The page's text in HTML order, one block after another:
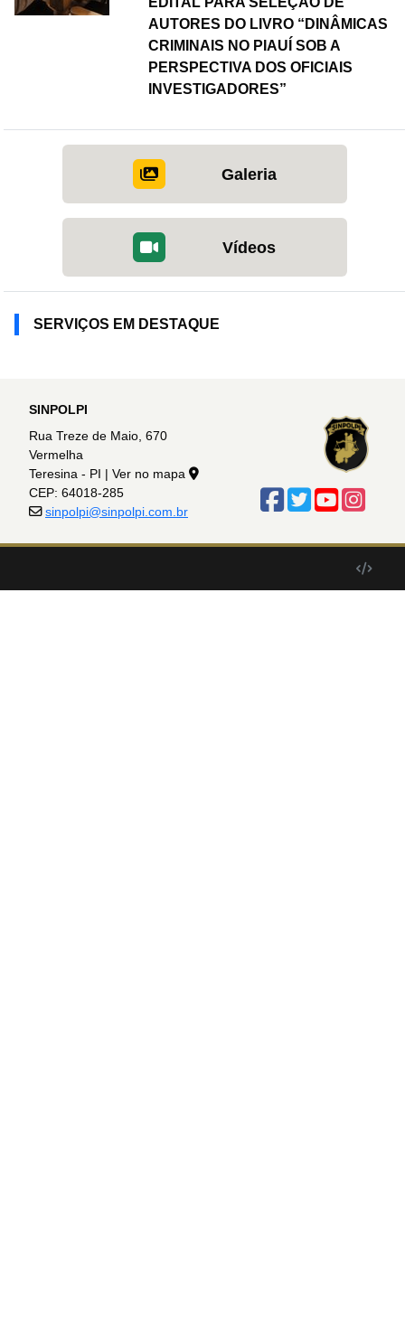
AUTORES DO LIVRO “DINÂMICAS
CRIMINAIS NO PIAUÍ SOB A
PERSPECTIVA DOS OFICIAIS
INVESTIGADORES”
Galeria
Vídeos
SERVIÇOS EM DESTAQUE
SINPOLPI
Rua Treze de Maio, 670
Vermelha
Teresina - PI | Ver no mapa
CEP: 64018-285
sinpolpi@sinpolpi.com.br